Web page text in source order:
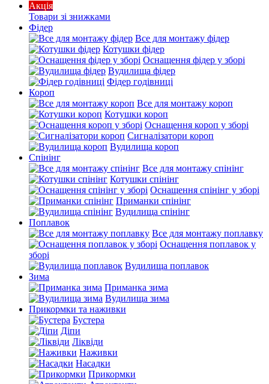
Акція
Товари зі знижками
Фідер
Все для монтажу фідер
Котушки фідер
Оснащення фідер у зборі
Вудилища фідер
Фідер годівниці
Короп
Все для монтажу короп
Котушки короп
Оснащення короп у зборі
Сигналізатори короп
Вудилища короп
Спінінг
Все для монтажу спінінг
Котушки спінінг
Оснащення спінінг у зборі
Приманки спінінг
Вудилища спінінг
Поплавок
Все для монтажу поплавку
Оснащення поплавок у
зборі
Вудилища поплавок
Зима
Приманка зима
Вудилища зима
Прикормки та наживки
Бустера
Діпи
Ліквіди
Наживки
Насадки
Прикормки